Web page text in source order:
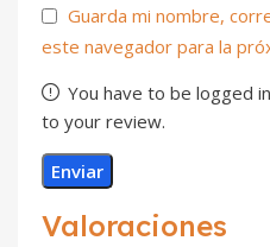
Valoraciones
Guarda mi nombre,
este navegador para la
You have to be logged
to your review.